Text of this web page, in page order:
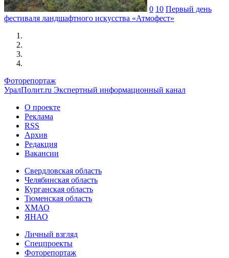
0 10 Первый день
фестиваля ландшафтного искусства «Атмофест»
Фоторепортаж
УралПолит.ru Экспертный информационный канал
О проекте
Реклама
RSS
Архив
Редакция
Вакансии
Свердловская область
Челябинская область
Курганская область
Тюменская область
ХМАО
ЯНАО
Личный взгляд
Спецпроекты
Фоторепортаж